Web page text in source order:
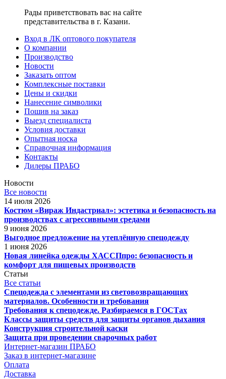
Рады приветствовать вас на сайте
представительства в г. Казани.
Вход в ЛК оптового покупателя
О компании
Производство
Новости
Заказать оптом
Комплексные поставки
Цены и скидки
Нанесение символики
Пошив на заказ
Выезд специалиста
Условия доставки
Опытная носка
Справочная информация
Контакты
Дилеры ПРАБО
Новости
Все новости
14 июля 2026
Костюм «Вираж Индастриал»: эстетика и безопасность на
производствах с агрессивными средами
9 июня 2026
Выгодное предложение на утеплённую спецодежду
1 июня 2026
Новая линейка одежды ХАССПпро: безопасность и
комфорт для пищевых производств
Статьи
Все статьи
Спецодежда с элементами из световозвращающих
материалов. Особенности и требования
Требования к спецодежде. Разбираемся в ГОСТах
Классы защиты средств для защиты органов дыхания
Конструкция строительной каски
Защита при проведении сварочных работ
Интернет-магазин ПРАБО
Заказ в интернет-магазине
Оплата
Доставка